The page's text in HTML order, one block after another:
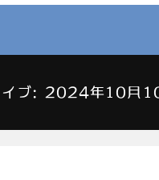
イブ: 2024年10月